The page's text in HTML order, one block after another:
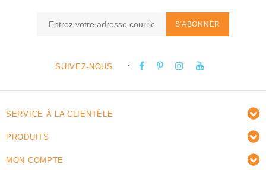
S'ABONNER
SUIVEZ-NOUS :
SERVICE À LA CLIENTÈLE
PRODUITS
MON COMPTE